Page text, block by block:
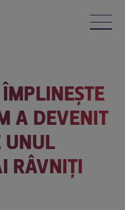
A DEVENIT
UNUL
RÂVNIȚI